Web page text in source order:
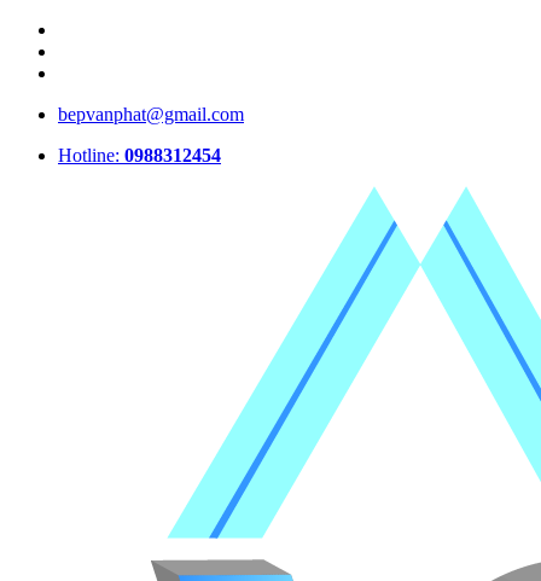
bepvanphat@gmail.com
Hotline: 0988312454